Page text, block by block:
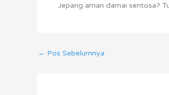
Jepang aman damai sentosa?
← Pos Sebelumnya